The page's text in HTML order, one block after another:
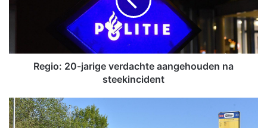
-
i
g
Regio: 20-jarige verdachte aangehouden na
steekincident
F
i